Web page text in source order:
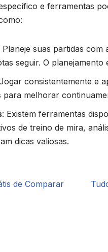
e ferramentas
Planeje suas partidas com
seguir. O planejamento
consistentemente e
melhorar
: Existem ferramentas
de treino de mira,
dicas valiosas.
de Comparar